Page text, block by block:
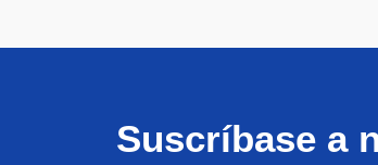
Suscríbase a